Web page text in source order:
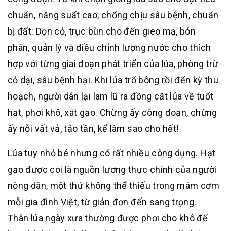
chuẩn, năng suất cao, chống chịu sâu bệnh, chuẩn
bị đất: Dọn cỏ, trục bùn cho đến gieo mạ, bón
phân, quản lý và điều chỉnh lượng nước cho thích
hợp với từng giai đoạn phát triển của lúa, phòng trừ
cỏ dại, sâu bệnh hại. Khi lúa trổ bông rồi đến kỳ thu
hoạch, người dân lại lam lũ ra đồng cắt lúa về tuốt
hạt, phơi khô, xát gạo. Chừng ấy công đoạn, chừng
ấy nỗi vất vả, tảo tần, kể làm sao cho hết!
Lúa tuy nhỏ bé nhưng có rất nhiều công dụng. Hạt
gạo được coi là nguồn lương thực chính của người
nông dân, một thứ không thể thiếu trong mâm cơm
mỗi gia đình Việt, từ giản đơn đến sang trọng.
Thân lúa ngày xưa thường được phơi cho khô để